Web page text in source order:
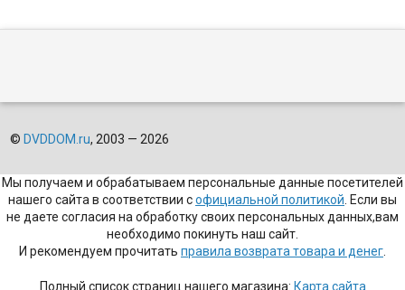
© DVDDOM.ru, 2003 — 2026
Мы получаем и обрабатываем персональные данные посетителей
нашего сайта в соответствии софициальной политикой . Если вы
не даете согласия на обработку своих персональных данных,вам
необходимо покинуть наш сайт.
И рекомендуем прочитать правила возврата товара и денег
Полный список страниц нашего магазина: Карта сайта